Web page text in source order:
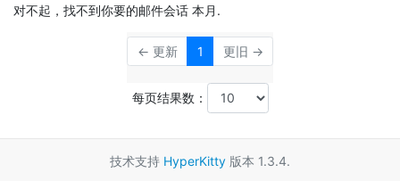
对不起，找不到你要的邮件会话 本月.
← 更新 1 更旧 →
每页结果数：
技术支持 HyperKitty 版本 1.3.4.